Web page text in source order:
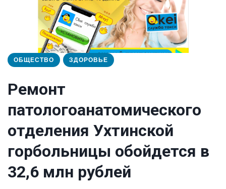
ОБЩЕСТВО ЗДОРОВЬЕ
Ремонт
патологоанатомического
отделения Ухтинской
горбольницы обойдется в
32,6 млн рублей